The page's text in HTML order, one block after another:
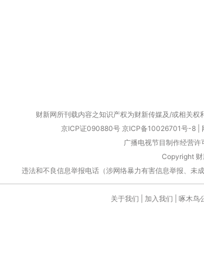
财新网所刊载内容之知识产权为财新传媒及/或相关权
京ICP证090880号 京ICP备10026701号-8
广播电视节目制作经营
Copyright 财
违法和不良信息举报电话（涉网络暴力有害信息举报、
关于我们 加入我们 啄木鸟